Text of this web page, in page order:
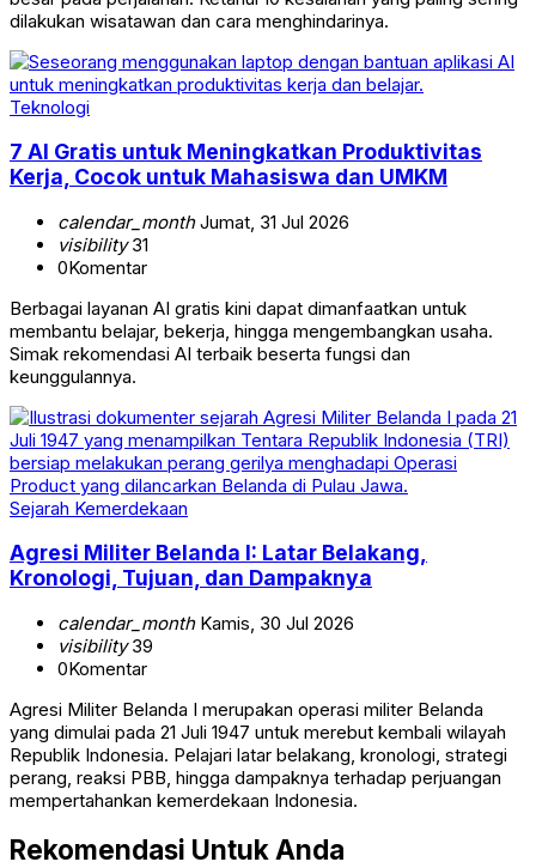
dilakukan wisatawan dan cara menghindarinya.
Teknologi
7 AI Gratis untuk Meningkatkan Produktivitas
Kerja, Cocok untuk Mahasiswa dan UMKM
calendar_monthJumat, 31 Jul 2026
visibility31
0Komentar
Berbagai layanan AI gratis kini dapat dimanfaatkan untuk
membantu belajar, bekerja, hingga mengembangkan usaha.
Simak rekomendasi AI terbaik beserta fungsi dan
keunggulannya.
Sejarah Kemerdekaan
Agresi Militer Belanda I: Latar Belakang,
Kronologi, Tujuan, dan Dampaknya
calendar_monthKamis, 30 Jul 2026
visibility39
0Komentar
Agresi Militer Belanda I merupakan operasi militer Belanda
yang dimulai pada 21 Juli 1947 untuk merebut kembali wilayah
Republik Indonesia. Pelajari latar belakang, kronologi, strategi
perang, reaksi PBB, hingga dampaknya terhadap perjuangan
mempertahankan kemerdekaan Indonesia.
Rekomendasi Untuk Anda